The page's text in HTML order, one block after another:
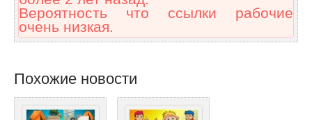
Вероятность что ссылки рабочие
очень низкая.
Похожие новости